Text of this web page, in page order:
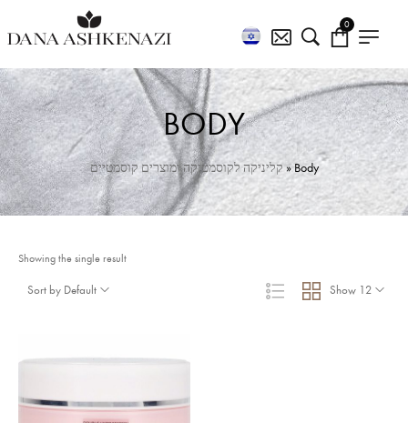
0
BODY
קליניקה לקוסמטיקה ומוצרים קוסמטיים»Body
Showing the single result
Show 12
Sort by Default